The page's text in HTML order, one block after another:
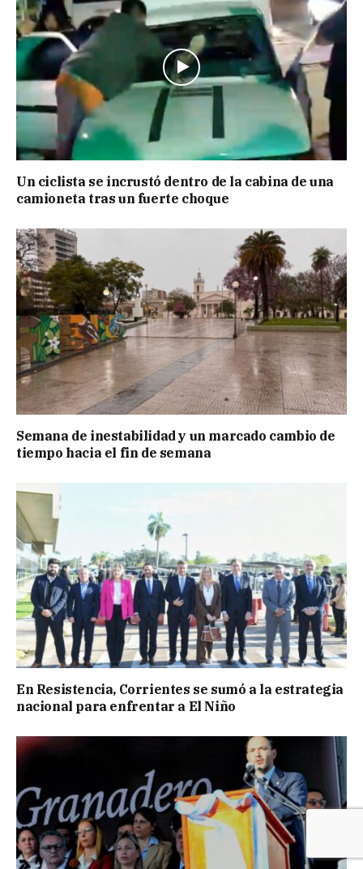
Un ciclista se incrustó dentro de la cabina de una
camioneta tras un fuerte choque
Semana de inestabilidad y un marcado cambio de
tiempo hacia el fin de semana
En Resistencia, Corrientes se sumó a la estrategia
nacional para enfrentar a El Niño